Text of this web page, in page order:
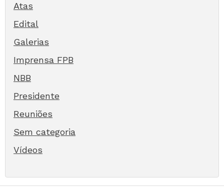
Atas
Edital
Galerias
Imprensa FPB
NBB
Presidente
Reuniões
Sem categoria
Vídeos